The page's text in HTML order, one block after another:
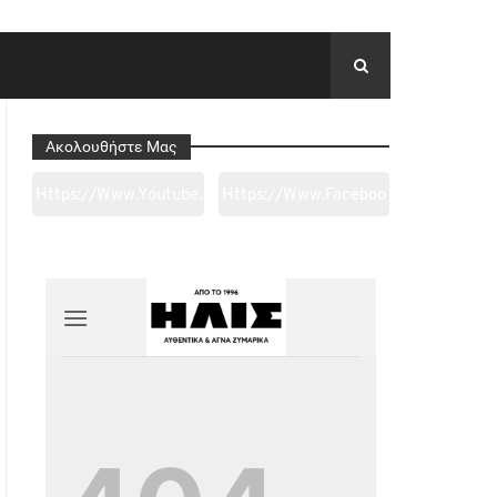
Ακολουθήστε Μας
2ge3sheyTkgpAkeBan
Ref=pages_you_mana